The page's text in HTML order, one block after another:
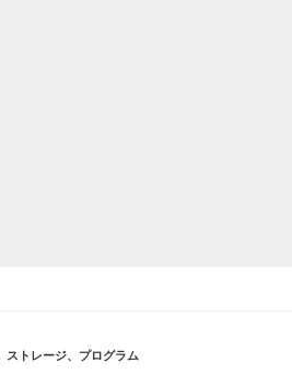
ストレージ、 プログラム